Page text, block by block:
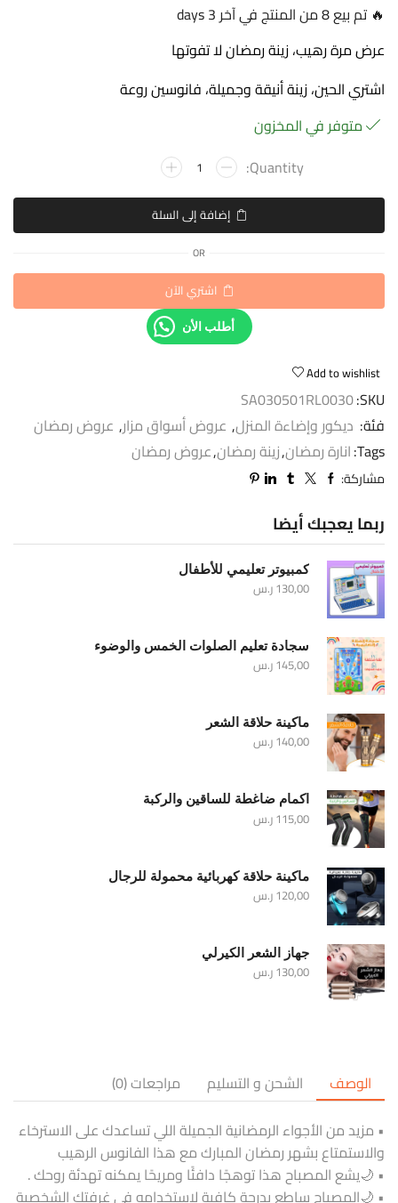
🔥 تم بيع 8 من المنتج في آخر 3 days
عرض مرة رهيب، زينة رمضان لا تفوتها
اشتري الحين، زينة أنيقة وجميلة، فانوسين روعة
متوفر في المخزون
إضافة إلى السلة
OR
اشتري الآن
أطلب الأن
Add to wishlist
SKU:
SA030501RL0030
فئة: ديكور وإضاءة المنزل, عروض أسواق مزار, عروض رمضان
Tags: انارة رمضان,زينة رمضان,عروض رمضان
مشاركة:
ربما يعجبك أيضا
كمبيوتر تعليمي للأطفال
130,00ر.س
سجادة تعليم الصلوات الخمس والوضوء
145,00ر.س
ماكينة حلاقة الشعر
140,00ر.س
اكمام ضاغطة للساقين والركبة
115,00ر.س
ماكينة حلاقة كهربائية محمولة للرجال
120,00ر.س
جهاز الشعر الكيرلي
130,00ر.س
الوصف الشحن و التسليم
مراجعات (0)
• مزيد من الأجواء الرمضانية الجميلة اللي تساعدك على الاسترخاء
والاستمتاع بشهر رمضان المبارك مع هذا الفانوس الرهيب
• 🌙يشع المصباح هذا توهجًا دافئًا ومريحًا يمكنه تهدئة روحك .
• 🌙المصباح ساطع بدرجة كافية لاستخدامه في غرفتك الشخصية